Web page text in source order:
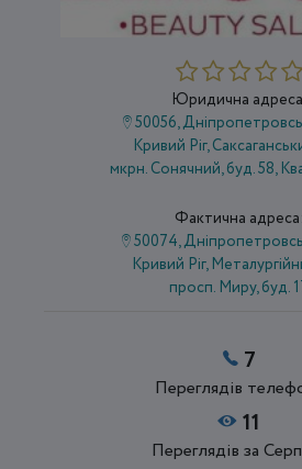
Юридична
50056,
Кривий Ріг,
мкрн. Сонячний, буд. 58,
Фактична адреса:
50074,
Кривий Ріг,
просп. Миру, буд.
7
Переглядів
11
Переглядів за